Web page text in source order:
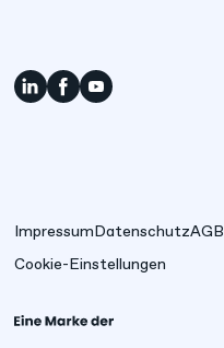
ImpressumDatenschutzAGB
Cookie-Einstellungen